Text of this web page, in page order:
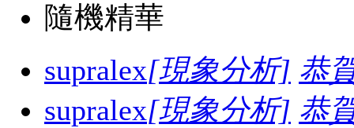
隨機精華
supralex[現象分析] 恭
supralex[現象分析] 恭